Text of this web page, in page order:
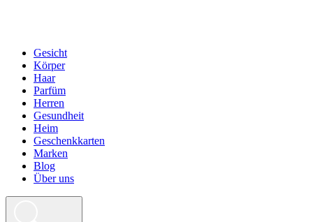
Gesicht
Körper
Haar
Parfüm
Herren
Gesundheit
Heim
Geschenkkarten
Marken
Blog
Über uns